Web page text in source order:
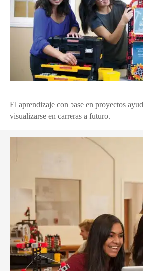
El aprendizaje con base en proyectos
visualizarse en carreras a futuro.